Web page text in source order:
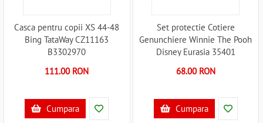
Casca pentru copii XS 44-48
Bing TataWay CZ11163
B3302970
111.00 RON
Cumpara
Set protectie Cotiere
Genunchiere Winnie The Pooh
Disney Eurasia 35401
68.00 RON
Cumpara